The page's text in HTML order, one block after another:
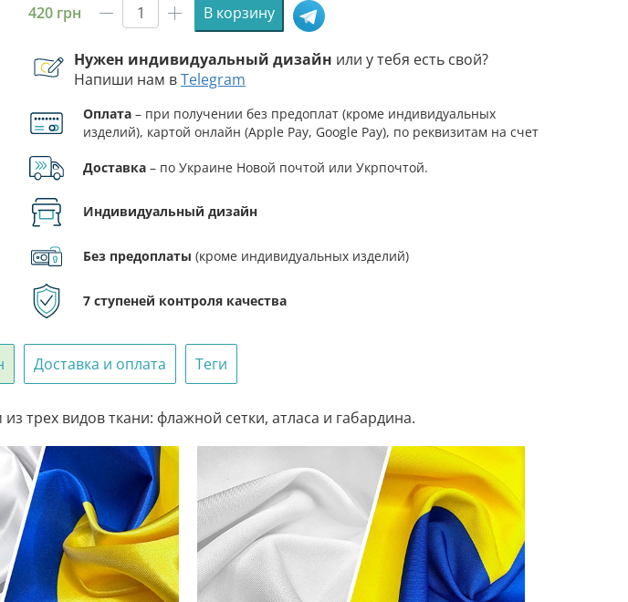
420 грн
Количество
Флаг
«Сталкер»
ОДШП
ВСУ
сине-
желтый
В корзину
Нужен индивидуальный дизайн или у тебя есть свой?
Напиши нам вTelegram
Оплата – при получении без предоплат (кроме индивидуальных
изделий), картой онлайн (Apple Pay, Google Pay), по реквизитам на счет
Доставка – по Украине Новой почтой или Укрпочтой.
Индивидуальный дизайн
Без предоплаты (кроме индивидуальных изделий)
7 ступеней контроля качества
Доставка и оплата Теги
трех видов ткани: флажной сетки, атласа и габардина.